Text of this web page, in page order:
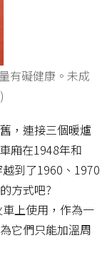
有礙健康。未成
，連接三個暖爐
廂在1948年和
到了1960、1970
方式吧?
上使用，作為一
它們只能加溫周